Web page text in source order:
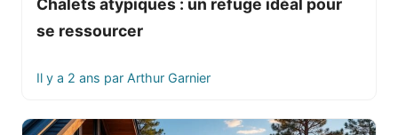
Chalets atypiques : un refuge idéal pour
se ressourcer
Il y a 2 ans par Arthur Garnier